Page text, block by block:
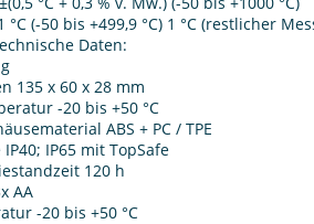
°C (-50 bis +499,9 °C) 1 °C (restlicher
Daten:
135 x 60 x 28 mm
-20 bis +50 °C
ABS + PC / TPE
IP65 mit TopSafe
120 h
AA
-20 bis +50 °C